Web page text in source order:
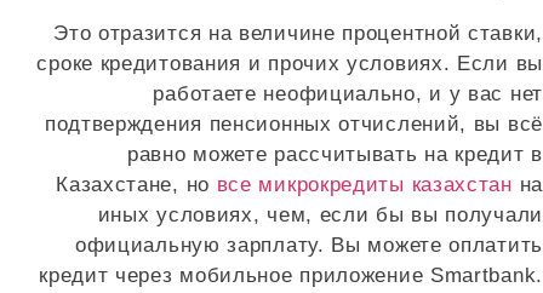
Это отразится на величине процентной ставки,
сроке кредитования и прочих условиях. Если вы
работаете неофициально, и у вас нет
подтверждения пенсионных отчислений, вы всё
равно можете рассчитывать на кредит в
Казахстане, но все микрокредиты казахстан на
иных условиях, чем, если бы вы получали
официальную зарплату. Вы можете оплатить
кредит через мобильное приложение Smartbank.